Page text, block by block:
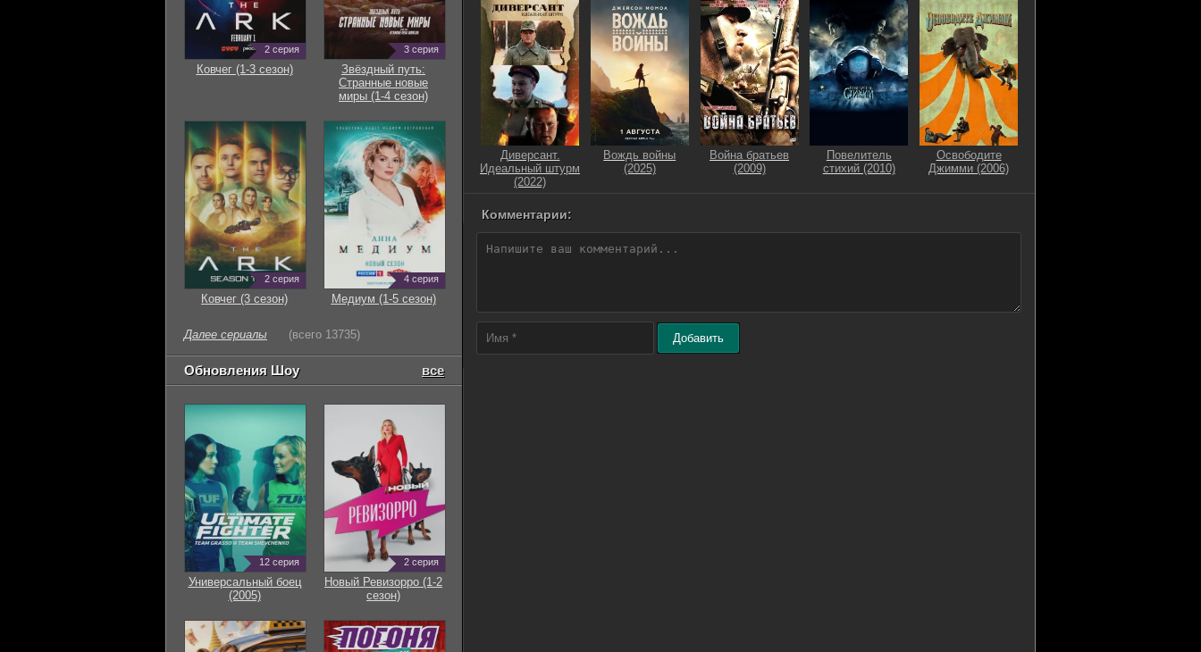
Диверсант.
Идеальный штурм
(2022)
Вождь войны
(2025)
Война братьев
(2009)
Повелитель
стихий (2010)
Освободите
Джимми (2006)
Комментарии:
Добавить
2 серия
Ковчег (1-3 сезон)
3 серия
Звёздный путь:
Странные новые
миры (1-4 сезон)
2 серия
Ковчег (3 сезон)
4 серия
Медиум (1-5 сезон)
Далее сериалы (всего 13735)
Обновления Шоу все
12 серия
Универсальный боец
(2005)
2 серия
Новый Ревизорро (1-2
сезон)